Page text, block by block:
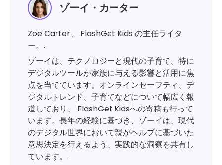
ゾーイ・カーター
Zoe Carter、 FlashGet Kids の主任ライタ
ー。.
ゾーイは、テクノロジーと現代の子育て、特に
デジタルツールが家族に与える影響と活用に焦
点を当てています。オンラインセーフティ、デ
ジタルトレンド、子育てなどについて幅広く報
道しており、 FlashGet Kidsへの寄稿も行って
います。長年の経験に基づき、ゾーイは、現代
のデジタル世界において親がヘルプに基づいた
意思決定を行えるよう、実践的な洞察を共有し
ています。.